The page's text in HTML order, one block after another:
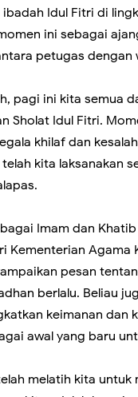
Idul Fitri di
ini sebagai
petugas dengan
pagi ini kita semua
Sholat Idul Fitri.
khilaf dan
kita laksanakan
Imam dan
Kementerian Agama
pesan
berlalu. Beliau
keimanan dan
awal yang baru
melatih kita